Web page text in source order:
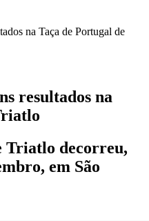
na Taça de Portugal de
resultados na
Triatlo decorreu,
em São